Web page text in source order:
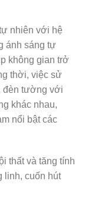
nhiên với hệ
ánh sáng tự
không gian trở
thời, việc sử
đèn tường với
khác nhau,
nổi bật các
thất và tăng tính
linh, cuốn hút